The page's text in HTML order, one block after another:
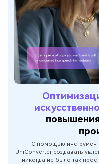
С помощью
UniConverter создавать
никогда не было так